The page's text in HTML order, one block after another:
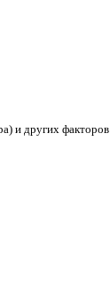
и других факторов